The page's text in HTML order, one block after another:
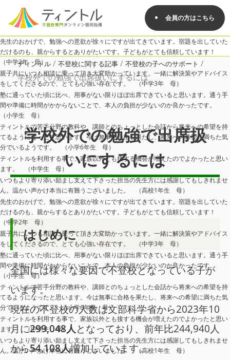
会員の方はこちら
先生のおかげで、勉強への意欲が徐々にですが出てきています。宿題を出していた
だけるのも、親からするとありがたいです。子どもがとても信頼しています！
（中学2年 母）
親子共にいつも相談に乗って頂き大変助かっています。一緒に解決策やアドバイス
をしてくださるので、とても心強い存在です。 （中学3年 母）
塾に通っていた頃に比べ、用事がない限りほぼ出席できていると思います。通う手
間や準備に時間がかからないことで、本人の負担が少ないのか良かったです。
（小学生 母）
ティントルで苦手分野の教科や、講師とのちょっとした会話から将来への希望を持
てるようになったと思います。今は無事に合格を果たし、将来への希望に満ちた気
分でいるようです。 （小学6年生 母）
ティントルを利用する事で、家族以外とも接する機会が増えたのでよかったと思い
ます。 （中学生 母）
いつもより寄り添い励まし支えて下さった担当の先生方には感謝してもしきれませ
ん。温かい声かけ本当に有難うございました。 （高校1年生 母）
先生のおかげで、勉強への意欲が徐々にですが出てきています。宿題を出していた
だけるのも、親からするとありがたいです。子どもがとても信頼しています！
（中学2年 母）
親子共にいつも相談に乗って頂き大変助かっています。一緒に解決策やアドバイス
をしてくださるので、とても心強い存在です。 （中学3年 母）
塾に通っていた頃に比べ、用事がない限りほぼ出席できていると思います。通う手
間や準備に時間がかからないことで、本人の負担が少ないのか良かったです。
（小学生 母）
ティントルで苦手分野の教科や、講師とのちょっとした会話から将来への希望を持
てるようになったと思います。今は無事に合格を果たし、将来への希望に満ちた気
分でいるようです。 （小学6年生 母）
ティントルを利用する事で、家族以外とも接する機会が増えたのでよかったと思い
ます。 （中学生 母）
いつもより寄り添い励まし支えて下さった担当の先生方には感謝してもしきれませ
ん。温かい声かけ本当に有難うございました。 （高校1年生 母）
ティントル / 不登校に関する記事 / 不登校の子へのサポート /
学校外での勉強で出席扱いにするには
学校外での勉強で出席扱
いにするには
はじめに
全国には様々な要因で不登校となっている子が
います。
現在の不登校の人数は文部科学省から2023年10
月に299,048人となっており、前年比244,940人
から54,108人増加しています。